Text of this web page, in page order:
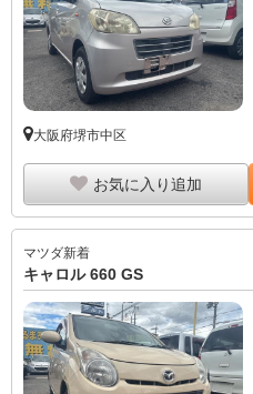
大阪府堺市中区
お気に入り追加
マツダ新着
キャロル 660 GS